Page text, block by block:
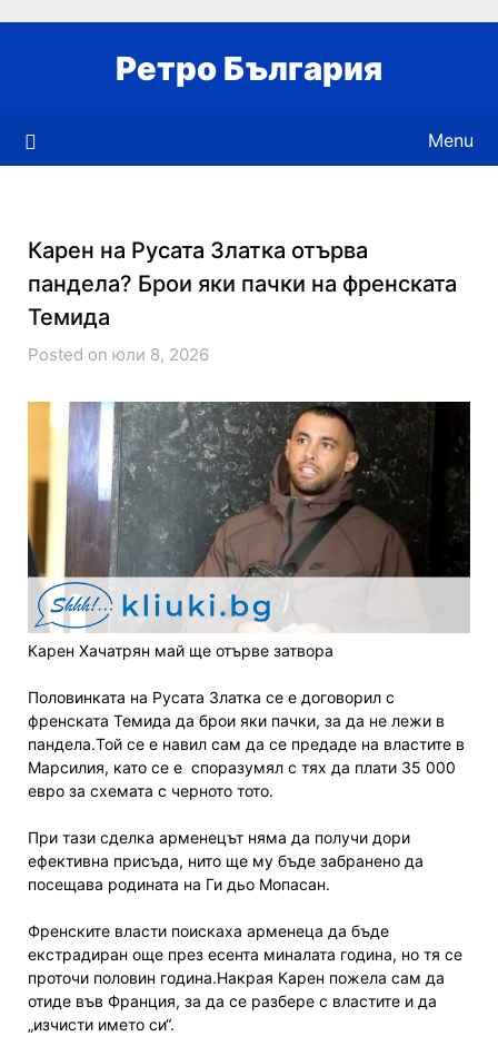
Ретро България
Menu
Карен на Русата Златка отърва
пандела? Брои яки пачки на френската
Темида
Posted on юли 8, 2026
Карен Хачатрян май ще отърве затвора
Половинката на Русата Златка се е договорил с
френската Темида да брои яки пачки, за да не лежи в
пандела.Той се е навил сам да се предаде на властите в
Марсилия, като се е споразумял с тях да плати 35 000
евро за схемата с черното тото.
При тази сделка арменецът няма да получи дори
ефективна присъда, нито ще му бъде забранено да
посещава родината на Ги дьо Мопасан.
Френските власти поискаха арменеца да бъде
екстрадиран още през есента миналата година, но тя се
проточи половин година.Накрая Карен пожела сам да
отиде във Франция, за да се разбере с властите и да
„изчисти името си“.